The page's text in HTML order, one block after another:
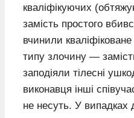
кваліфікуючих
замість простого
вчинили
типу злочину —
заподіяли тілесні
виконавця інші
не несуть. У випадках